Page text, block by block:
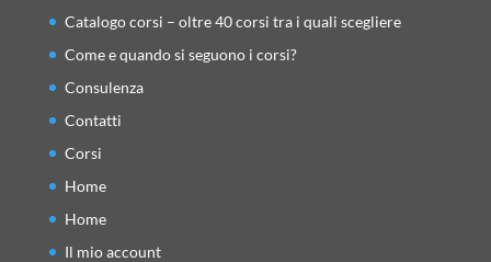
Catalogo corsi – oltre 40 corsi tra i quali scegliere
Come e quando si seguono i corsi?
Consulenza
Contatti
Corsi
Home
Home
Il mio account